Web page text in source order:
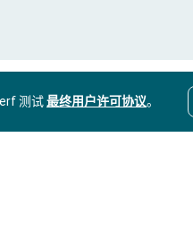
测试最终用户许可协议。